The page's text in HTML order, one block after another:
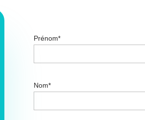
Prénom*
Nom*